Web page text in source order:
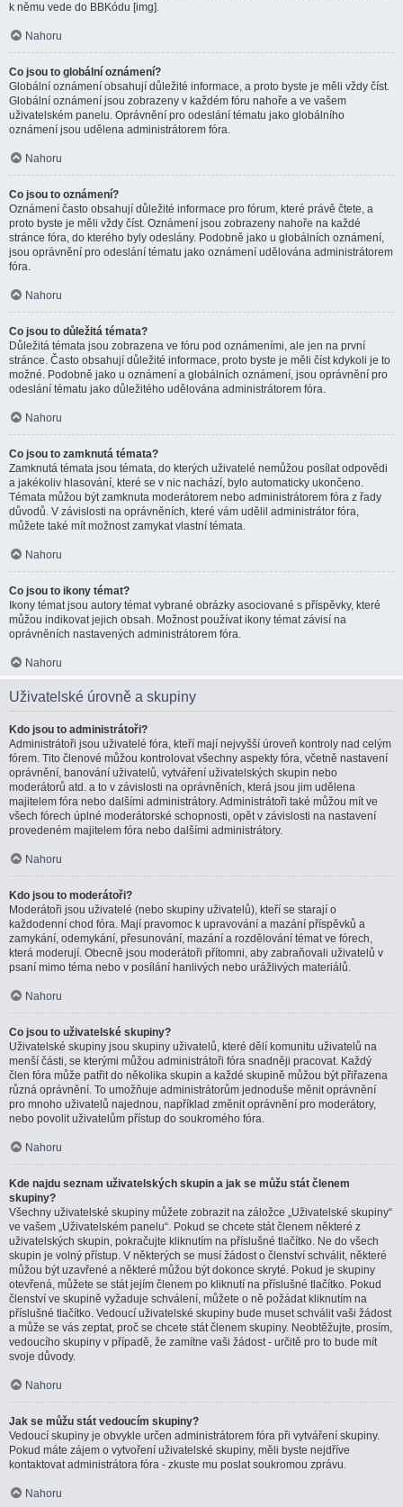
k němu vede do BBKódu [img].
Nahoru
Co jsou to globální oznámení?
Globální oznámení obsahují důležité informace, a proto byste je měli vždy číst.
Globální oznámení jsou zobrazeny v každém fóru nahoře a ve vašem
uživatelském panelu. Oprávnění pro odeslání tématu jako globálního
oznámení jsou udělena administrátorem fóra.
Nahoru
Co jsou to oznámení?
Oznámení často obsahují důležité informace pro fórum, které právě čtete, a
proto byste je měli vždy číst. Oznámení jsou zobrazeny nahoře na každé
stránce fóra, do kterého byly odeslány. Podobně jako u globálních oznámení,
jsou oprávnění pro odeslání tématu jako oznámení udělována administrátorem
fóra.
Nahoru
Co jsou to důležitá témata?
Důležitá témata jsou zobrazena ve fóru pod oznámeními, ale jen na první
stránce. Často obsahují důležité informace, proto byste je měli číst kdykoli je to
možné. Podobně jako u oznámení a globálních oznámení, jsou oprávnění pro
odeslání tématu jako důležitého udělována administrátorem fóra.
Nahoru
Co jsou to zamknutá témata?
Zamknutá témata jsou témata, do kterých uživatelé nemůžou posílat odpovědi
a jakékoliv hlasování, které se v nic nachází, bylo automaticky ukončeno.
Témata můžou být zamknuta moderátorem nebo administrátorem fóra z řady
důvodů. V závislosti na oprávněních, které vám udělil administrátor fóra,
můžete také mít možnost zamykat vlastní témata.
Nahoru
Co jsou to ikony témat?
Ikony témat jsou autory témat vybrané obrázky asociované s příspěvky, které
můžou indikovat jejich obsah. Možnost používat ikony témat závisí na
oprávněních nastavených administrátorem fóra.
Nahoru
Uživatelské úrovně a skupiny
Kdo jsou to administrátoři?
Administrátoři jsou uživatelé fóra, kteří mají nejvyšší úroveň kontroly nad celým
fórem. Tito členové můžou kontrolovat všechny aspekty fóra, včetně nastavení
oprávnění, banování uživatelů, vytváření uživatelských skupin nebo
moderátorů atd. a to v závislosti na oprávněních, která jsou jim udělena
majitelem fóra nebo dalšími administrátory. Administrátoři také můžou mít ve
všech fórech úplné moderátorské schopnosti, opět v závislosti na nastavení
provedeném majitelem fóra nebo dalšími administrátory.
Nahoru
Kdo jsou to moderátoři?
Moderátoři jsou uživatelé (nebo skupiny uživatelů), kteří se starají o
každodenní chod fóra. Mají pravomoc k upravování a mazání příspěvků a
zamykání, odemykání, přesunování, mazání a rozdělování témat ve fórech,
která moderují. Obecně jsou moderátoři přítomni, aby zabraňovali uživatelů v
psaní mimo téma nebo v posílání hanlivých nebo urážlivých materiálů.
Nahoru
Co jsou to uživatelské skupiny?
Uživatelské skupiny jsou skupiny uživatelů, které dělí komunitu uživatelů na
menší části, se kterými můžou administrátoři fóra snadněji pracovat. Každý
člen fóra může patřit do několika skupin a každé skupině můžou být přiřazena
různá oprávnění. To umožňuje administrátorům jednoduše měnit oprávnění
pro mnoho uživatelů najednou, například změnit oprávnění pro moderátory,
nebo povolit uživatelům přístup do soukromého fóra.
Nahoru
Kde najdu seznam uživatelských skupin a jak se můžu stát členem
skupiny?
Všechny uživatelské skupiny můžete zobrazit na záložce „Uživatelské skupiny“
ve vašem „Uživatelském panelu“. Pokud se chcete stát členem některé z
uživatelských skupin, pokračujte kliknutím na příslušné tlačítko. Ne do všech
skupin je volný přístup. V některých se musí žádost o členství schválit, některé
můžou být uzavřené a některé můžou být dokonce skryté. Pokud je skupiny
otevřená, můžete se stát jejím členem po kliknutí na příslušné tlačítko. Pokud
členství ve skupině vyžaduje schválení, můžete o ně požádat kliknutím na
příslušné tlačítko. Vedoucí uživatelské skupiny bude muset schválit vaši žádost
a může se vás zeptat, proč se chcete stát členem skupiny. Neobtěžujte, prosím,
vedoucího skupiny v případě, že zamítne vaši žádost - určitě pro to bude mít
svoje důvody.
Nahoru
Jak se můžu stát vedoucím skupiny?
Vedoucí skupiny je obvykle určen administrátorem fóra při vytváření skupiny.
Pokud máte zájem o vytvoření uživatelské skupiny, měli byste nejdříve
kontaktovat administrátora fóra - zkuste mu poslat soukromou zprávu.
Nahoru